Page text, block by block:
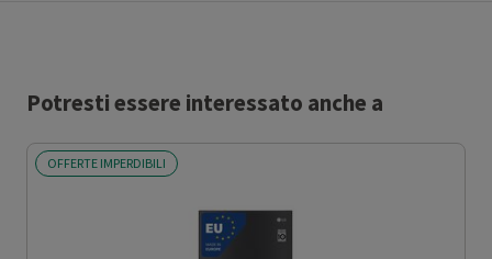
Potresti essere interessato anche a
OFFERTE IMPERDIBILI